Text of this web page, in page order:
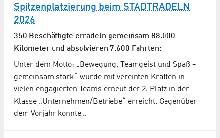
Spitzenplatzierung beim STADTRADELN
2026
350 Beschäftigte erradeln gemeinsam 88.000
Kilometer und absolvieren 7.600 Fahrten:
Unter dem Motto: „Bewegung, Teamgeist und Spaß –
gemeinsam stark“ wurde mit vereinten Kräften in
vielen engagierten Teams erneut der 2. Platz in der
Klasse „Unternehmen/Betriebe“ erreicht. Gegenüber
dem Vorjahr konnte…